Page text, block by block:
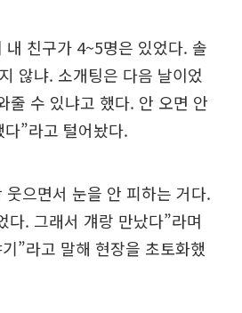
내 친구가 4~5명은 있었다. 솔
않냐. 소개팅은 다음 날이었
줄 수 있냐고 했다. 안 오면 안
”라고 털어놨다.
웃으면서 눈을 안 피하는 거다.
다. 그래서 걔랑 만났다”라며
”라고 말해 현장을 초토화했